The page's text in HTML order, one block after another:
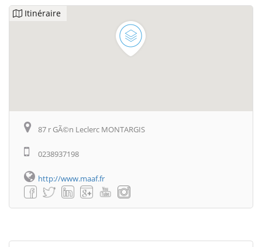
Itinéraire
87 r GÃ©n Leclerc MONTARGIS
0238937198
http://www.maaf.fr